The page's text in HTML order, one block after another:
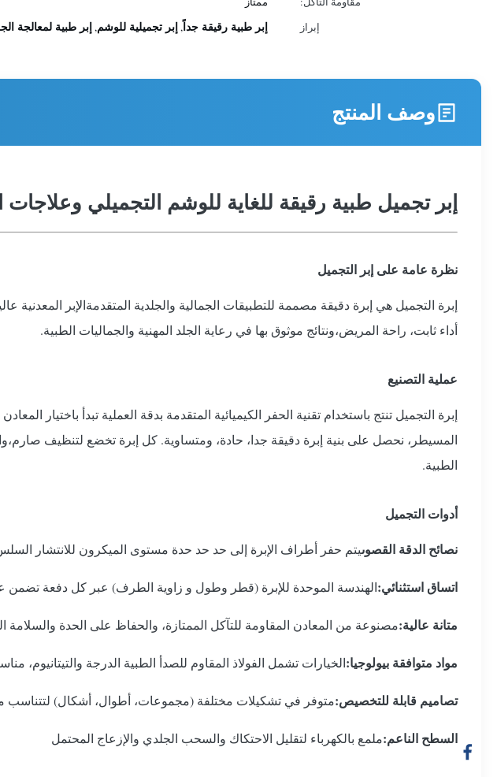
إبراز
إبر طبية رقيقة جداً,إبر تجميلية للوشم,إبر طبية لمعالجة
وصف المنتج
إبر تجميل طبية رقيقة للغاية للوشم التجميلي وعلاجات
نظرة عامة على إبر التجميل
إبرة التجميل هي إبرة دقيقة مصممة للتطبيقات الجمالية والجلدية المتقدمةالإبر المعدنية
أداء ثابت، راحة المريض،ونتائج موثوق بها في رعاية الجلد المهنية والجماليات الطبية.
عملية التصنيع
إبرة التجميل تنتج باستخدام تقنية الحفر الكيميائية المتقدمة بدقة العملية تبدأ باختيار
المسيطر، نحصل على بنية إبرة دقيقة جدا، حادة، ومتساوية. كل إبرة تخضع لتنظيف
الطبية.
أدوات التجميل
نصائح الدقة القصوىيتم حفر أطراف الإبرة إلى حد حد حدة مستوى الميكرون للانتشار السلس
اتساق استثنائي:الهندسة الموحدة للإبرة (قطر وطول و زاوية الطرف) عبر كل دفعة تضمن
متانة عالية:مصنوعة من المعادن المقاومة للتآكل الممتازة، والحفاظ على الحدة والسلامة
مواد متوافقة بيولوجيا:الخيارات تشمل الفولاذ المقاوم للصدأ الطبية الدرجة والتيتانيوم،
تصاميم قابلة للتخصيص:متوفر في تشكيلات مختلفة (مجموعات، أطوال، أشكال) لتتناسب
السطح الناعم:ملمع بالكهرباء لتقليل الاحتكاك والسحب الجلدي والإزعاج المحتمل